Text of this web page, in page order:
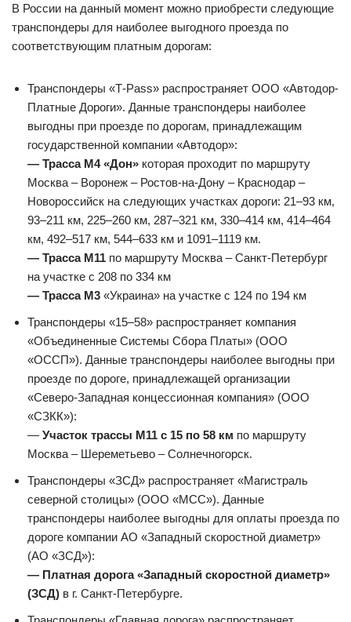
В России на данный момент можно приобрести следующие
транспондеры для наиболее выгодного проезда по
соответствующим платным дорогам:
Транспондеры «Т-Pass» распространяет ООО «Автодор-
Платные Дороги». Данные транспондеры наиболее
выгодны при проезде по дорогам, принадлежащим
государственной компании «Автодор»:
— Трасса М4 «Дон» которая проходит по маршруту
Москва – Воронеж – Ростов-на-Дону – Краснодар –
Новороссийск на следующих участках дороги: 21–93 км,
93–211 км, 225–260 км, 287–321 км, 330–414 км, 414–464
км, 492–517 км, 544–633 км и 1091–1119 км.
— Трасса М11 по маршруту Москва – Санкт-Петербург
на участке с 208 по 334 км
— Трасса М3 «Украина» на участке с 124 по 194 км
Транспондеры «15–58» распространяет компания
«Объединенные Системы Сбора Платы» (ООО
«ОССП»). Данные транспондеры наиболее выгодны при
проезде по дороге, принадлежащей организации
«Северо-Западная концессионная компания» (ООО
«СЗКК»):
— Участок трассы М11 с 15 по 58 км по маршруту
Москва – Шереметьево – Солнечногорск.
Транспондеры «ЗСД» распространяет «Магистраль
северной столицы» (ООО «МСС»). Данные
транспондеры наиболее выгодны для оплаты проезда по
дороге компании АО «Западный скоростной диаметр»
(АО «ЗСД»):
— Платная дорога «Западный скоростной диаметр»
(ЗСД) в г. Санкт-Петербурге.